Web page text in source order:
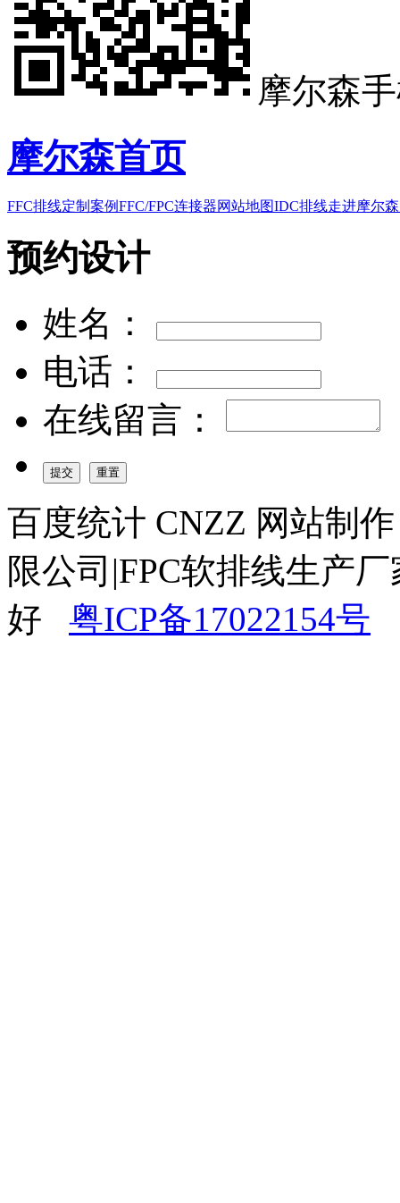
摩尔森
摩尔森首页
FFC排线定制案例FFC/FPC连接器网站地图IDC排线走进摩尔森
预约设计
姓名：
电话：
在线留言：
百度统计 CNZZ 网站制
限公司|FPC软排线生产
好 粤ICP备17022154号